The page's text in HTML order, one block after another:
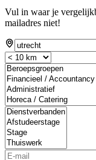
Vul in waar je
mailadres niet!